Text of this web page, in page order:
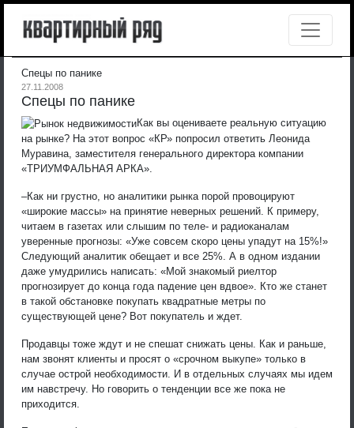
Спецы по панике
27.11.2008
Спецы по панике
Как вы оцениваете реальную ситуацию
на рынке? На этот вопрос «КР» попросил ответить Леонида
Муравина, заместителя генерального директора компании
«ТРИУМФАЛЬНАЯ АРКА».
–Как ни грустно, но аналитики рынка порой провоцируют
«широкие массы» на принятие неверных решений. К примеру,
читаем в газетах или слышим по теле- и радиоканалам
уверенные прогнозы: «Уже совсем скоро цены упадут на 15%!»
Следующий аналитик обещает и все 25%. А в одном издании
даже умудрились написать: «Мой знакомый риелтор
прогнозирует до конца года падение цен вдвое». Кто же станет
в такой обстановке покупать квадратные метры по
существующей цене? Вот покупатель и ждет.
Продавцы тоже ждут и не спешат снижать цены. Как и раньше,
нам звонят клиенты и просят о «срочном выкупе» только в
случае острой необходимости. И в отдельных случаях мы идем
им навстречу. Но говорить о тенденции все же пока не
приходится.